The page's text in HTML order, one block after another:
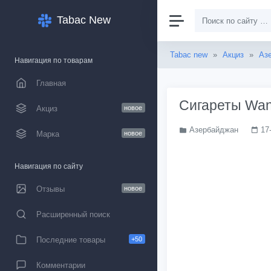
Tabac New
Навигация по товарам
Главная
Акциз новое
Марка новое
Навигация по сайту
Отзывы новое
Расширенный поиск
Последние товары +50
Комментарии
Tabac new » Акциз »
Сигареты
Азербайджан